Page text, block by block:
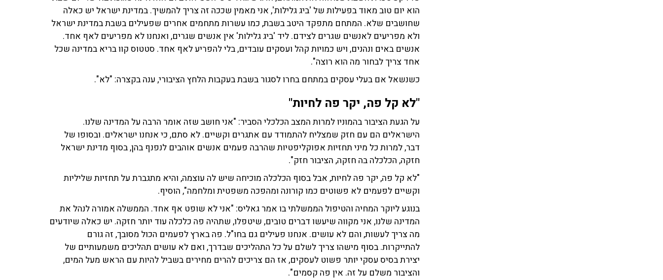
הוא יום טוב מאוד בפעילות של 'ביג גלילות', אני מאמין שככה זה צריך להמשיך. במדינת ישראל יש כאלה
שחושבים שלא. המתחם מתפקד היטב בשבת, כמו עשרות מתחמים אחרים שפעילים בשבת במדינת ישראל
ולא מפריעים לאנשים שגרים לצידם. ליד 'ביג גלילות' אין אנשים שגרים, ואנחנו לא מפריעים לאף אחד.
אנשים באים ונהנים, ויש כמויות קהל ועסקים עובדים, בלי להפריע לאף אחד. סטטוס קוו בריא במדינה שכל
אחד צריך לבחור מה הוא רוצה".
כשנשאל אם בעלי עסקים במתחם בחרו לסגור בשבת בעקבות הלחץ הציבורי, ענה בקצרה: "לא".
"לא קל פה, יקר פה לחיות"
על הגעת הציבור בהמוניו למרות המצב הכלכלי הסביר: "אני חושב שזה אומר הרבה על המדינה שלנו.
הישראלים הם עם חזק שמצליח להתמודד עם אתגרים וקשיים. לא סתם, כי אנחנו ישראלים. ובסופו של
דבר, למרות כל מיני תחזיות אפוקליפטיות שהרבה פעמים אנשים אוהבים לנפנף בהן, בסוף מדינת ישראל
חזקה, הכלכלה בה חזקה, הציבור חזק".
"לא קל פה, יקר פה לחיות, אבל בסוף הכלכלה מוכיחה שיש לה עוצמה, והיא מתגברת על תחזיות שליליות
וקשיים לפעמים לא פשוטים כמו קורונה ומהפכה משפטית ומלחמה", הוסיף.
בנוגע ליוקר המחיה והטיפול הממשלתי בו אמר גאליס: "אני לא שופט אף אחד. הממשלה אמורה לנהל את
המדינה שלנו, אני מקווה שיעשו דברים טובים, שיטפלו, שתהיה פה כלכלה עוד יותר חזקה. יש כאלה שיודעים
מה צריך לעשות, והם לא עושים. אנחנו פעילים גם בחו"ל. פה בארץ לפעמים הכול מסובך, זה גורם
להתייקרות. בסוף מישהו צריך לשלם על כל התהליכים שבדרך, ואם לא עושים תהליכים משמעותיים של
יצירת בסיס עסקי יותר פשוט לעסקים, אז הם צריכים להרים מחירים בשביל להיות עם הראש מעל המים,
והציבור משלם על זה. אין פה קסמים".